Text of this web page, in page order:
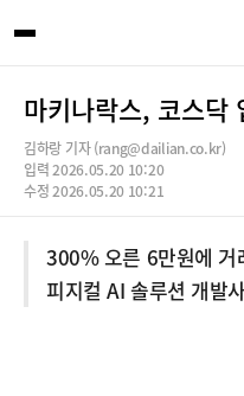
마키나락스, 코스
김하랑 기자 (rang@dailian.co.kr)
입력 2026.05.20 10:20
수정 2026.05.20 10:21
300% 오른 6만원에 거
피지컬 AI 솔루션 개발